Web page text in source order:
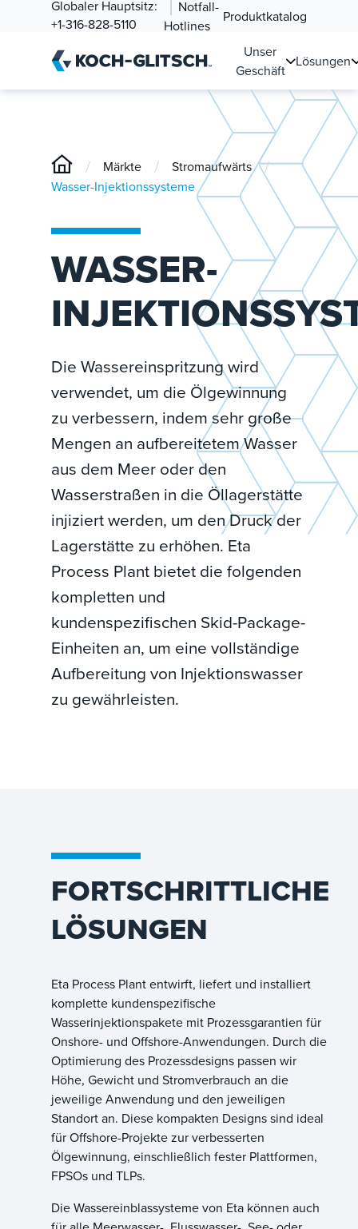
Globaler Hauptsitz:
+1-316-828-5110
Notfall-
Hotlines
Produktkatalog
Unser
Geschäft
Lösungen
/ Märkte / Stromaufwärts /
Wasser-Injektionssysteme
WASSER-
Die Wassereinspritzung wird
verwendet, um die Ölgewinnung
zu verbessern, indem sehr große
Mengen an aufbereitetem Wasser
aus dem Meer oder den
Wasserstraßen in die Öllagerstätte
injiziert werden, um den Druck der
Lagerstätte zu erhöhen. Eta
Process Plant bietet die folgenden
kompletten und
kundenspezifischen Skid-Package-
Einheiten an, um eine vollständige
Aufbereitung von Injektionswasser
zu gewährleisten.
FORTSCHRITTLICHE
LÖSUNGEN
Eta Process Plant entwirft, liefert und installiert
komplette kundenspezifische
Wasserinjektionspakete mit Prozessgarantien für
Onshore- und Offshore-Anwendungen. Durch die
Optimierung des Prozessdesigns passen wir
Höhe, Gewicht und Stromverbrauch an die
jeweilige Anwendung und den jeweiligen
Standort an. Diese kompakten Designs sind ideal
für Offshore-Projekte zur verbesserten
Ölgewinnung, einschließlich fester Plattformen,
FPSOs und TLPs.
Die Wassereinblassysteme von Eta können auch